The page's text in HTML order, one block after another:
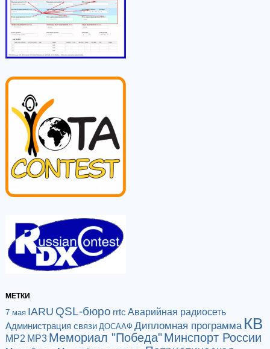
МЕТКИ
7 мая IARU QSL-бюро rrtc Аварийная радиосеть
Администрация связи ДОСААФ Дипломная программа КВ
МР2 МР3 Мемориал "Победа"Минспорт России